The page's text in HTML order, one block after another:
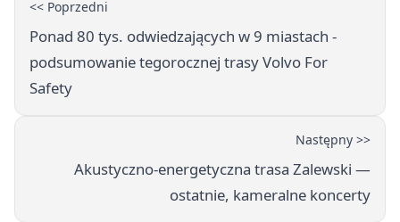
<< Poprzedni
Ponad 80 tys. odwiedzających w 9 miastach -
podsumowanie tegorocznej trasy Volvo For
Safety
Następny >>
Akustyczno-energetyczna trasa Zalewski —
ostatnie, kameralne koncerty